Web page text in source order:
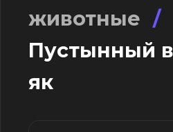
животные /
Пустынный
як